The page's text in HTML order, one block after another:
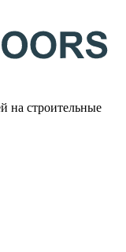
на строительные